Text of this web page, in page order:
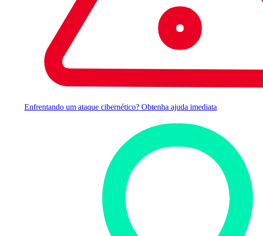
Enfrentando um ataque cibernético? Obtenha ajuda imediata